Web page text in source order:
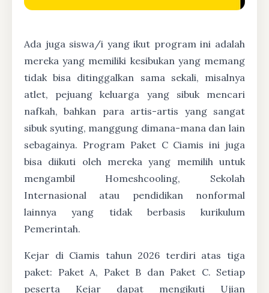
Ada juga siswa/i yang ikut program ini adalah
mereka yang memiliki kesibukan yang memang
tidak bisa ditinggalkan sama sekali, misalnya
atlet, pejuang keluarga yang sibuk mencari
nafkah, bahkan para artis-artis yang sangat
sibuk syuting, manggung dimana-mana dan lain
sebagainya. Program Paket C Ciamis ini juga
bisa diikuti oleh mereka yang memilih untuk
mengambil Homeshcooling, Sekolah
Internasional atau pendidikan nonformal
lainnya yang tidak berbasis kurikulum
Pemerintah.
Kejar di Ciamis tahun 2026 terdiri atas tiga
paket: Paket A, Paket B dan Paket C. Setiap
peserta Kejar dapat mengikuti Ujian